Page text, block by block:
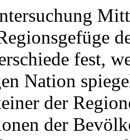
fest,
Nation
der
der